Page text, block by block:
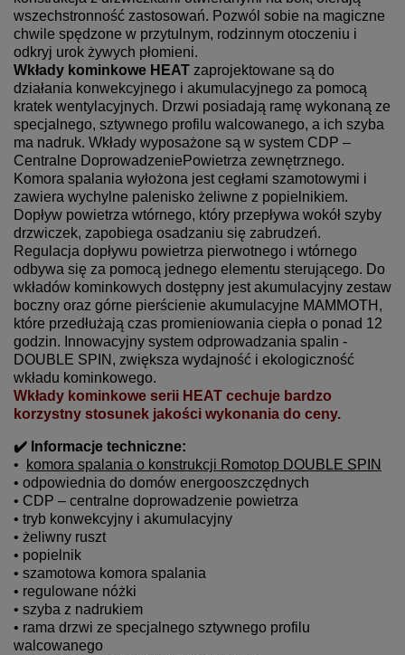
wszechstronność zastosowań. Pozwól sobie na magiczne
chwile spędzone w przytulnym, rodzinnym otoczeniu i
odkryj urok żywych płomieni.
Wkłady kominkowe HEAT zaprojektowane są do
działania konwekcyjnego i akumulacyjnego za pomocą
kratek wentylacyjnych. Drzwi posiadają ramę wykonaną ze
specjalnego, sztywnego profilu walcowanego, a ich szyba
ma nadruk. Wkłady wyposażone są w system CDP –
Centralne DoprowadzeniePowietrza zewnętrznego.
Komora spalania wyłożona jest cegłami szamotowymi i
zawiera wychylne palenisko żeliwne z popielnikiem.
Dopływ powietrza wtórnego, który przepływa wokół szyby
drzwiczek, zapobiega osadzaniu się zabrudzeń.
Regulacja dopływu powietrza pierwotnego i wtórnego
odbywa się za pomocą jednego elementu sterującego. Do
wkładów kominkowych dostępny jest akumulacyjny zestaw
boczny oraz górne pierścienie akumulacyjne MAMMOTH,
które przedłużają czas promieniowania ciepła o ponad 12
godzin. Innowacyjny system odprowadzania spalin -
DOUBLE SPIN, zwiększa wydajność i ekologiczność
wkładu kominkowego.
Wkłady kominkowe serii HEAT cechuje bardzo
korzystny stosunek jakości wykonania do ceny.
✔️ Informacje techniczne:
•
komora spalania o konstrukcji Romotop DOUBLE SPIN
• odpowiednia do domów energooszczędnych
• CDP – centralne doprowadzenie powietrza
• tryb konwekcyjny i akumulacyjny
• żeliwny ruszt
• popielnik
• szamotowa komora spalania
• regulowane nóżki
• szyba z nadrukiem
• rama drzwi ze specjalnego sztywnego profilu
walcowanego